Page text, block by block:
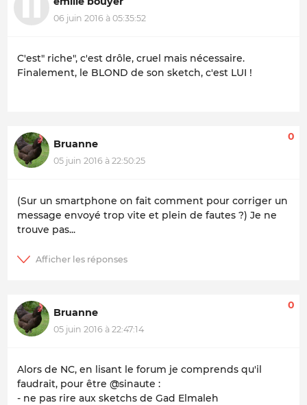
06 juin 2016 à 05:35:52
C'est" riche", c'est drôle, cruel mais nécessaire.
Finalement, le BLOND de son sketch, c'est LUI !
Bruanne
05 juin 2016 à 22:50:25
0
(Sur un smartphone on fait comment pour corriger un
message envoyé trop vite et plein de fautes ?) Je ne
trouve pas...
Bruanne
05 juin 2016 à 22:47:14
0
Alors de NC, en lisant le forum je comprends qu'il
faudrait, pour être @sinaute :
- ne pas rire aux sketchs de Gad Elmaleh